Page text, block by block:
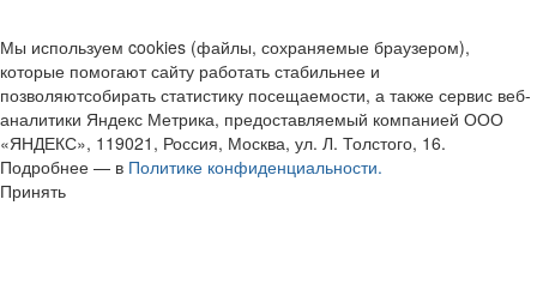
Мы используем cookies (файлы, сохраняемые браузером),
которые помогают сайту работать стабильнее и
позволяютсобирать статистику посещаемости, а также сервис веб-
аналитики Яндекс Метрика, предоставляемый компанией ООО
«ЯНДЕКС», 119021, Россия, Москва, ул. Л. Толстого, 16.
Подробнее — в Политике конфиденциальности.
Принять